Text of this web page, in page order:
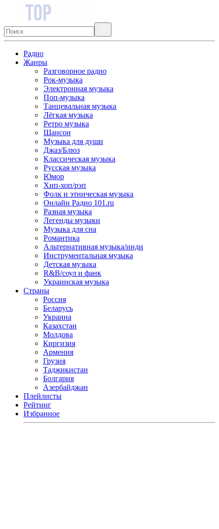
Радио
Жанры
Разговорное радио
Рок-музыка
Электронная музыка
Поп-музыка
Танцевальная музыка
Лёгкая музыка
Ретро музыка
Шансон
Музыка для души
Джаз/Блюз
Классическая музыка
Русская музыка
Юмор
Хип-хоп/рэп
Фолк и этническая музыка
Онлайн Радио 101.ru
Разная музыка
Легенды музыки
Музыка для сна
Романтика
Альтернативная музыка/инди
Инструментальная музыка
Детская музыка
R&B/cоул и фанк
Украинская музыка
Страны
Россия
Беларусь
Украина
Казахстан
Молдова
Киргизия
Армения
Грузия
Таджикистан
Болгария
Азербайджан
Плейлисты
Рейтинг
Избранное